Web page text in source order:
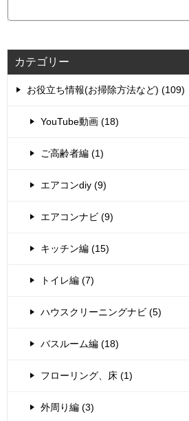
カテゴリー
お役立ち情報(お掃除方法など) (109)
YouTube動画 (18)
ご高齢者編 (1)
エアコンdiy (9)
エアコンナビ (9)
キッチン編 (15)
トイレ編 (7)
ハウスクリーニングナビ (5)
バスルーム編 (18)
フローリング、床 (1)
外周り編 (3)